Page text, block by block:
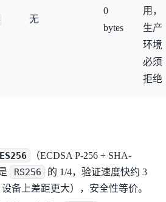
无
0
bytes
用，
生产
环境
必须
拒绝
ES256
（ECDSA P-256 + SHA-
RS256
的 1/4，验证速度快约 3
备上差距更大），安全性等价。